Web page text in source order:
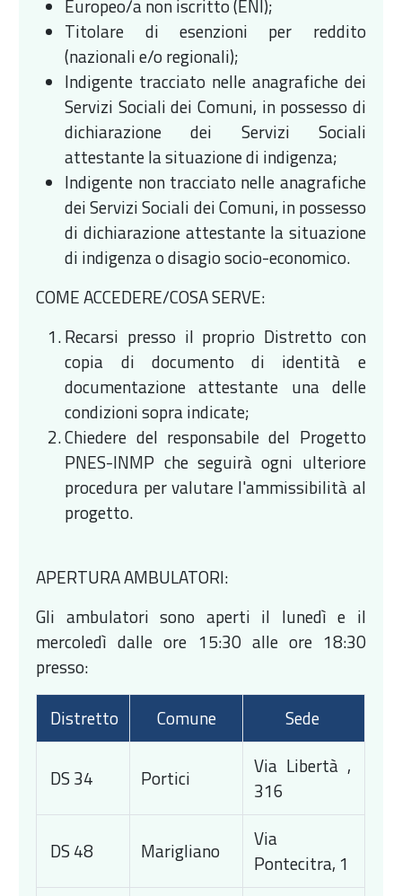
Europeo/a non iscritto (ENI);
Titolare di esenzioni per reddito
(nazionali e/o regionali);
Indigente tracciato nelle anagrafiche dei
Servizi Sociali dei Comuni, in possesso di
dichiarazione dei Servizi Sociali
attestante la situazione di indigenza;
Indigente non tracciato nelle anagrafiche
dei Servizi Sociali dei Comuni, in possesso
di dichiarazione attestante la situazione
di indigenza o disagio socio-economico.
COME ACCEDERE/COSA SERVE:
Recarsi presso il proprio Distretto con
copia di documento di identità e
documentazione attestante una delle
condizioni sopra indicate;
Chiedere del responsabile del Progetto
PNES-INMP che seguirà ogni ulteriore
procedura per valutare l'ammissibilità al
progetto.
APERTURA AMBULATORI:
Gli ambulatori sono aperti il lunedì e il
mercoledì dalle ore 15:30 alle ore 18:30
presso:
Distretto
Comune Sede
DS 34 Portici
Via Libertà ,
316
DS 48 Marigliano
Via
Pontecitra, 1